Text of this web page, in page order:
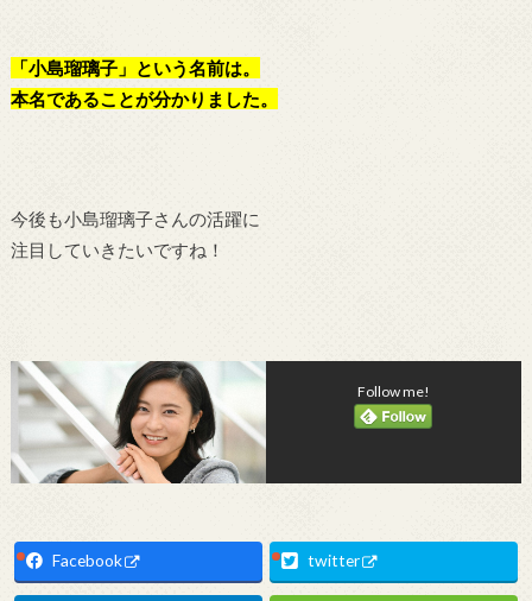
「小島瑠璃子」という名前は。
本名であることが分かりました。
今後も小島瑠璃子さんの活躍に
注目していきたいですね！
Follow me!
Facebook twitter